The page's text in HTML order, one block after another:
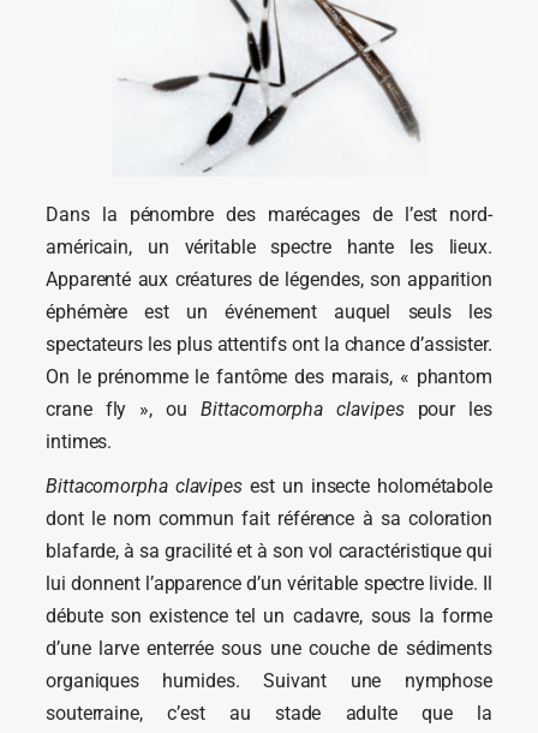
Dans la pénombre des marécages de l’est nord-
américain, un véritable spectre hante les lieux.
Apparenté aux créatures de légendes, son apparition
éphémère est un événement auquel seuls les
spectateurs les plus attentifs ont la chance d’assister.
On le prénomme le fantôme des marais, « phantom
crane fly », ouBittacomorpha clavipes pour les
intimes.
Bittacomorpha clavipes est un insecte holométabole
dont le nom commun fait référence à sa coloration
blafarde, à sa gracilité et à son vol caractéristique qui
lui donnent l’apparence d’un véritable spectre livide. Il
débute son existence tel un cadavre, sous la forme
d’une larve enterrée sous une couche de sédiments
organiques humides. Suivant une nymphose
souterraine, c’est au stade adulte que la